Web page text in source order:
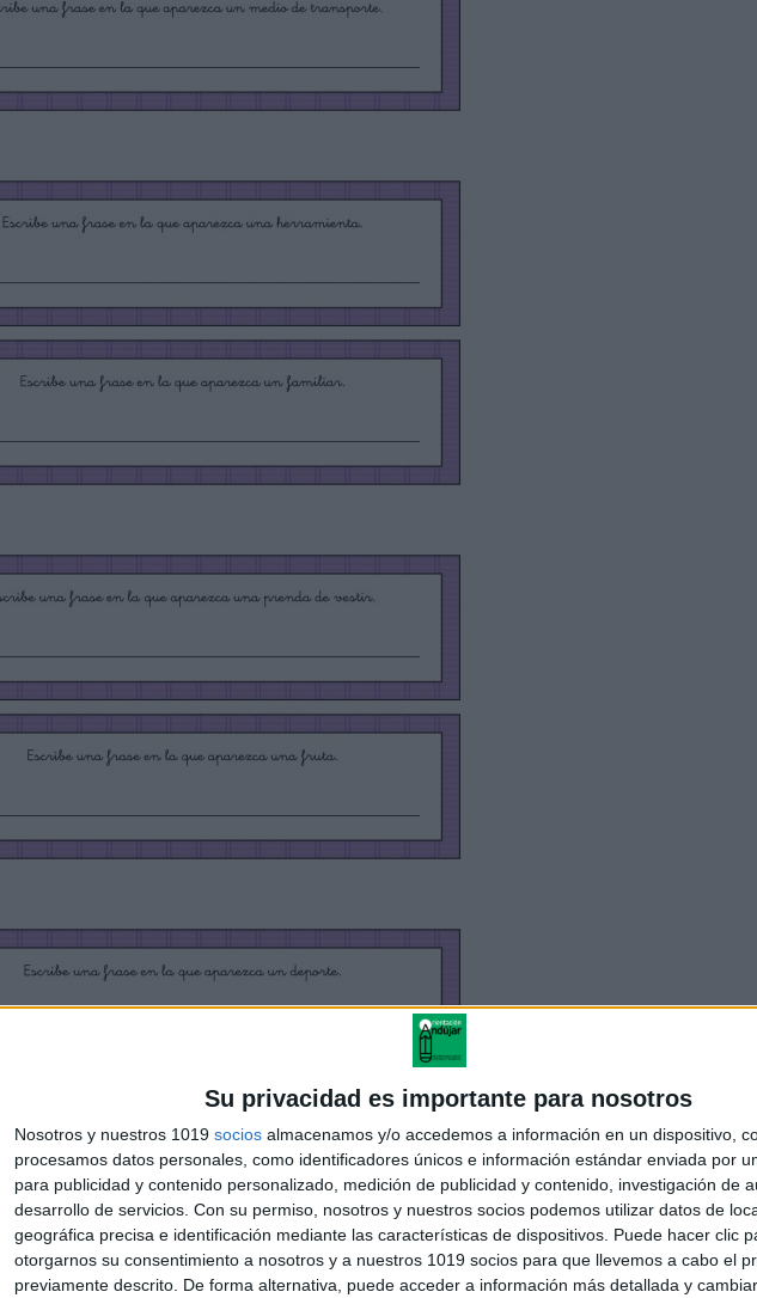
Su privacidad es importante para nosotros
Nosotros y nuestros 1019 socios almacenamos y/o accedemos a información en un dispositivo,
procesamos datos personales, como identificadores únicos e información estándar enviada por
para publicidad y contenido personalizado, medición de publicidad y contenido, investigación de
desarrollo de servicios. Con su permiso, nosotros y nuestros socios podemos utilizar datos de
geográfica precisa e identificación mediante las características de dispositivos. Puede hacer clic
otorgarnos su consentimiento a nosotros y a nuestros 1019 socios para que llevemos a cabo el
previamente descrito. De forma alternativa, puede acceder a información más detallada y